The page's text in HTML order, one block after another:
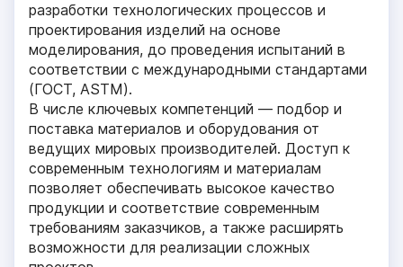
разработки технологических процессов и
проектирования изделий на основе
моделирования, до проведения испытаний в
соответствии с международными стандартами
(ГОСТ, ASTM).
В числе ключевых компетенций — подбор и
поставка материалов и оборудования от
ведущих мировых производителей. Доступ к
современным технологиям и материалам
позволяет обеспечивать высокое качество
продукции и соответствие современным
требованиям заказчиков, а также расширять
возможности для реализации сложных